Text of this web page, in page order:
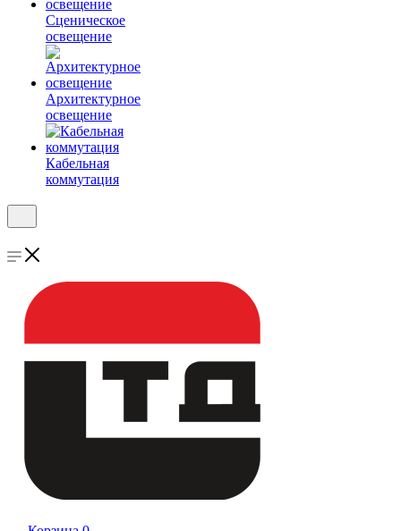
Сценическое
освещение
Архитектурное
освещение
Кабельная
коммутация